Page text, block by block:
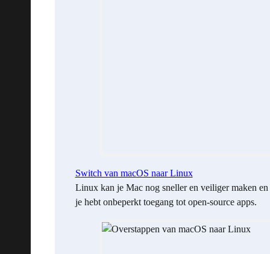
Switch van macOS naar Linux
Linux kan je Mac nog sneller en veiliger maken en
je hebt onbeperkt toegang tot open-source apps.